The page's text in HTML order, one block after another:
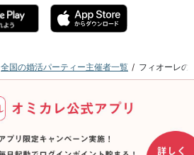
全国の婚活パーティー主催者一覧 フィオーレの